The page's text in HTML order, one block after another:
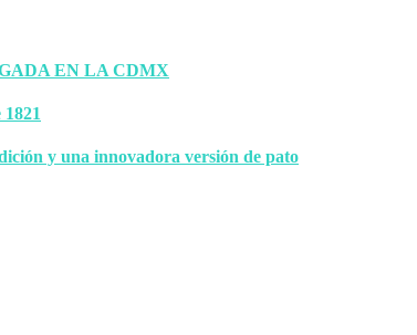
EN LA CDMX
y una innovadora versión de pato